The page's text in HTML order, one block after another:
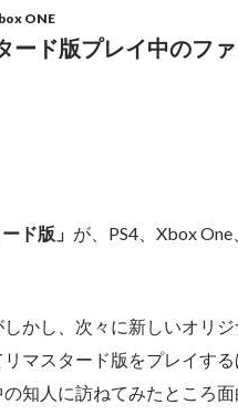
ONE
ード版プレイ中のフ
ド版」 が、PS4、Xbox One
かし、次々に新しいオリ
マスタード版をプレイす
知人に訪ねてみたところ